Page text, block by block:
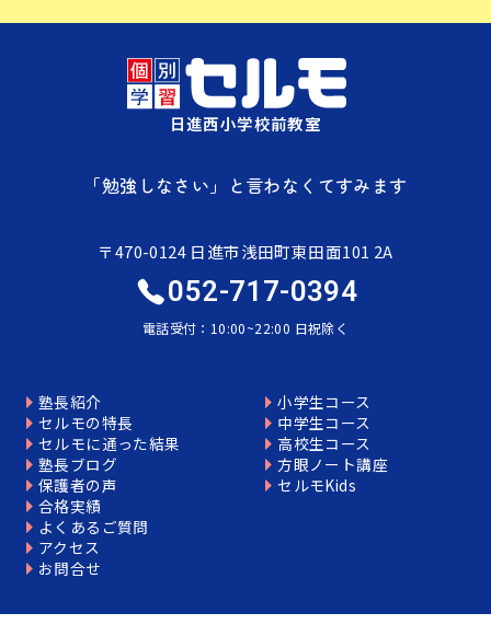
日進西小学校前教室
「勉強しなさい」と言わなくてすみます
〒470-0124 日進市浅田町東田面101 2A
052-717-0394
電話受付：10:00~22:00 日祝除く
塾長紹介
セルモの特長
セルモに通った結果
塾長ブログ
保護者の声
合格実績
小学生コース
中学生コース
高校生コース
方眼ノート講座
セルモKids
よくあるご質問
アクセス
お問合せ